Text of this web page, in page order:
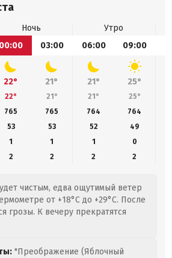
Ночь
Утро
00:00
03:00 06:00 09:00
22° 21° 21° 25°
22° 21° 21° 25°
765
765 764 764
53
53 52
49
1
1 1
0
2
2 2 2
чистым, едва ощутимый ветер
от +18°C до +29°C. После
грозы. К вечеру прекратятся
"Преображение (Яблочный